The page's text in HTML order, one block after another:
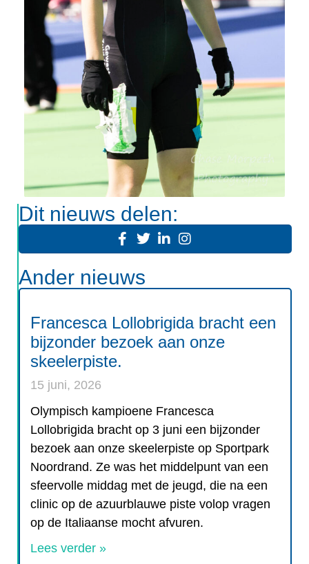
Dit nieuws delen:
Ander nieuws
Francesca Lollobrigida bracht een
bijzonder bezoek aan onze
skeelerpiste.
15 juni, 2026
Olympisch kampioene Francesca
Lollobrigida bracht op 3 juni een bijzonder
bezoek aan onze skeelerpiste op Sportpark
Noordrand. Ze was het middelpunt van een
sfeervolle middag met de jeugd, die na een
clinic op de azuurblauwe piste volop vragen
op de Italiaanse mocht afvuren.
Lees verder »